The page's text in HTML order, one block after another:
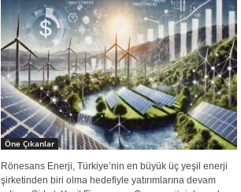
Öne Çıkanlar
Rönesans Enerji, Türkiye’nin en büyük üç yeşil enerji
şirketinden biri olma hedefiyle yatırımlarına devam